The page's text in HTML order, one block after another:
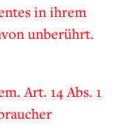
in ihrem
unberührt.
Art. 14 Abs. 1